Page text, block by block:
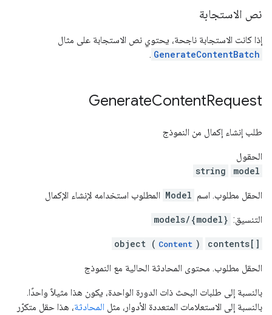
نص الاستجابة
إذا كانت الاستجابة ناجحة، يحتوي نص الاستجابة على مثال
GenerateContentBatch
.
GenerateContentRequest
طلب إنشاء إكمال من النموذج
الحقول
model
string
الحقل مطلوب. اسم Model المطلوب استخدامه لإنشاء الإكمال
التنسيق: models/{model}
contents[]
object ( Content )
الحقل مطلوب. محتوى المحادثة الحالية مع النموذج
بالنسبة إلى طلبات البحث ذات الدورة الواحدة، يكون هذا مثيلاً واحدًا.
بالنسبة إلى الاستعلامات المتعددة الأدوار، مثل المحادثة، هذا حقل متكرّر